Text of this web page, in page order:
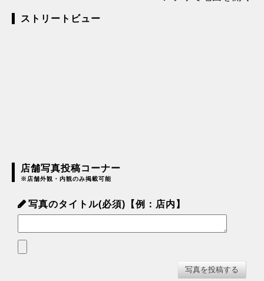
ストリートビュー
店舗写真投稿コーナー
※店舗外観・内観のみ掲載可能
写真のタイトル(必須)【例：店内】